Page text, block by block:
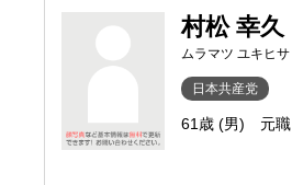
村松 幸久
ムラマツ ユキヒサ
日本共産党
61歳 (男) 元職